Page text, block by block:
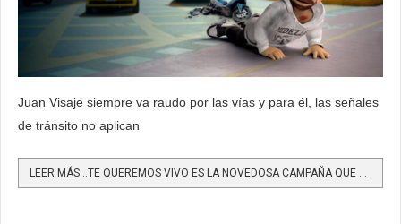
Juan Visaje siempre va raudo por las vías y para él, las señales
de tránsito no aplican
LEER MÁS…TE QUEREMOS VIVO ES LA NOVEDOSA CAMPAÑA QUE TRANSMITE MENSAJES DE PROTECCIÓN EN LAS VÍAS DE MEDELLÍN